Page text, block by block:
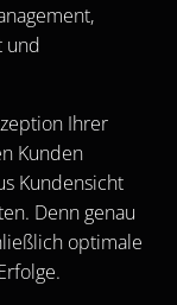
und
Ihrer
Kunden
Kundensicht
Denn genau
optimale